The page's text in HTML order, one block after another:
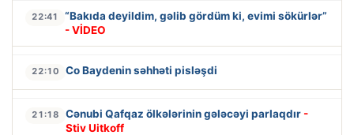
22:41
“Bakıda deyildim, gəlib gördüm ki, evimi sökürlər”
- VİDEO
22:10 Co Baydenin səhhəti pisləşdi
21:18 Cənubi Qafqaz ölkələrinin gələcəyi parlaqdır -
Stiv Uitkoff